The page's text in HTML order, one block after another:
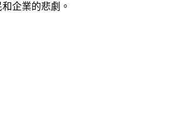
企業的悲劇。